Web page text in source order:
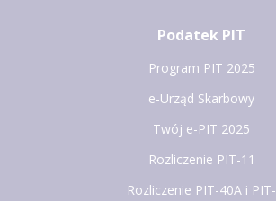
Podatek PIT
Program PIT 2025
e-Urząd Skarbowy
Twój e-PIT 2025
Rozliczenie PIT-11
Rozliczenie PIT-40A i PIT-